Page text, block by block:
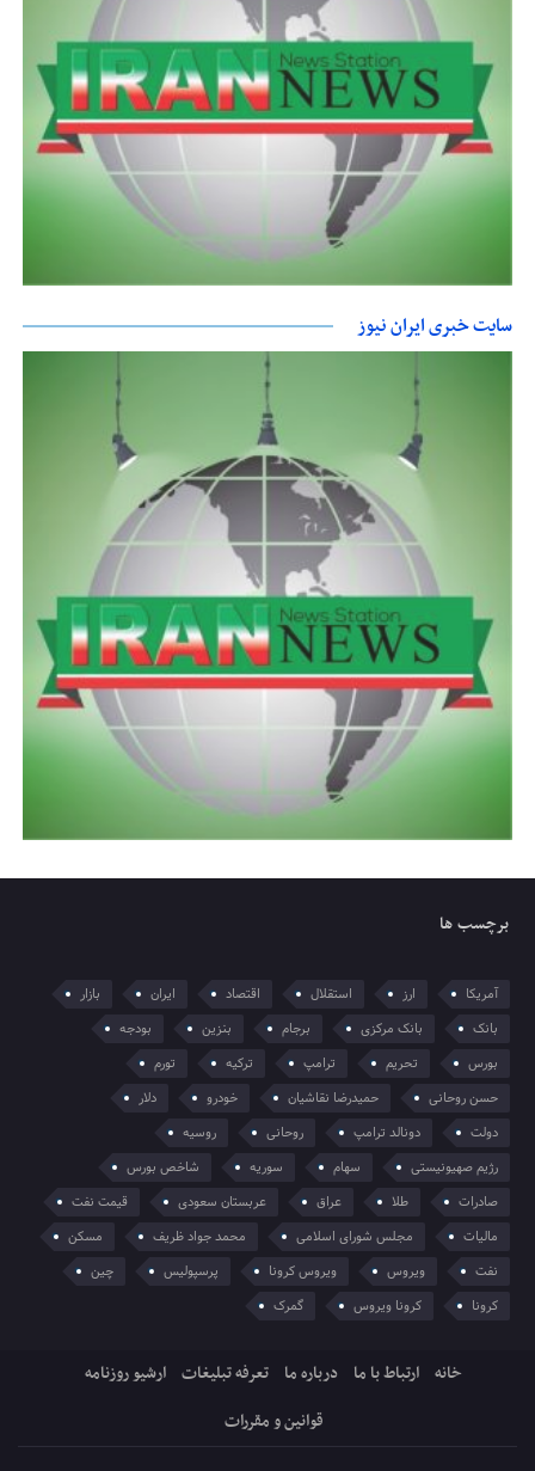
سایت خبری ایران نیوز
برچسب ها
آمریکا ارز استقلال اقتصاد ایران
بازار
بانک
بانک مرکزی برجام بنزین
بودجه
بورس
تحریم ترامپ ترکیه
تورم
حسن روحانی
حمیدرضا نقاشیان خودرو
دلار
دولت
دونالد ترامپ روحانی
روسیه
رژیم صهیونیستی
سهام سوریه
شاخص بورس
صادرات
طلا عراق عربستان سعودی
قیمت نفت
مالیات
مجلس شورای اسلامی محمد جواد ظریف
مسکن
نفت
ویروس ویروس کرونا پرسپولیس
چین
کرونا
کرونا ویروس گمرک
خانه ارتباط با ما درباره ما تعرفه تبلیغات ارشیو روزنامه
قوانین و مقررات